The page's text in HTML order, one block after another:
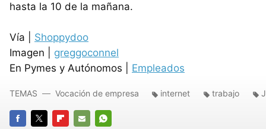
hasta la 10 de la mañana.
Vía | Shoppydoo
Imagen | greggoconnel
En Pymes y Autónomos | Empleados
TEMAS Vocación de empresa internet trabajo